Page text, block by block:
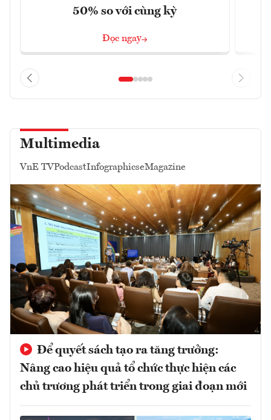
50% so với cùng kỳ
Đọc ngay
Multimedia
VnE TVPodcastInfographicseMagazine
Để quyết sách tạo ra tăng trưởng:
Nâng cao hiệu quả tổ chức thực hiện các
chủ trương phát triển trong giai đoạn mới